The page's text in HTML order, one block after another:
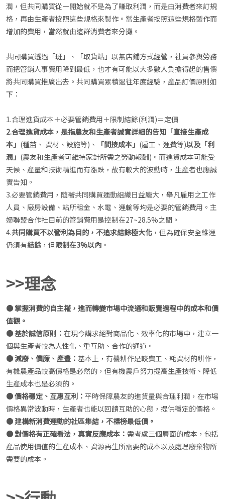
潤，但共同購買從一開始就不是為了賺取利潤，而是由消費者來訂規
格，再由生產者按照這些規格來製作。當生產者按照這些規格製作而
增加的費用，當然就由這群消費者來分攤。
共同購買透過「班」、「取貨站」以無店鋪方式經營，社員參與勞務
而把管銷人事費用降到最低，也才有可能以大多數人負擔得起的售價
將共同購買推廣出去。共同購買累積過往年度經驗，產品訂價原則如
下：
1.合理進貨成本＋必要管銷費用＋限制結餘(利潤)＝定價
2.合理進貨成本，是指農友和生產者誠實詳細的告知「直接生產成
本」 (種苗、 資材、設施等)、 「間接成本」 (雇工、運費等)以及「利
潤」 (農友和生產者可維持家計所需之勞動報酬)。而進貨成本可能受
天候、產量和技術精進而有漲跌，故有較大的波動時，生產者也應誠
實告知。
3.必要管銷費用，隨著共同購買運動組織日益龐大，舉凡雇用之工作
人員、廠房設備、站所租金、水電、運輸等均是必要的管銷費用。主
婦聯盟合作社目前的管銷費用是控制在27~28.5%之間。
4.共同購買不以營利為目的，不追求結餘極大化 ，但為確保安全維運
仍須有結餘 ，但限制在3%以內 。
>>理念
● 掌握消費的自主權，進而轉變市場中流通和販賣過程中的成本和價
值觀。
● 基於誠信原則： 在現今講求絕對商品化、效率化的市場中，建立一
個與生產者較為人性化、重互助、合作的通道。
● 減廢、價廉、產豐： 基本上，有機耕作是較費工、耗資材的耕作，
有機農產品較高價格是必然的，但有機農戶努力提高生產技術、降低
生產成本也是必須的。
● 價格穩定、互惠互利： 平時保障農友的進貨量與合理利潤，在市場
價格異常波動時，生產者也能以回饋互助的心態，提供穩定的價格。
● 建構新消費運動的社區集結，不標榜最低價。
● 對價格有正確看法，真實反應成本： 需考慮三個層面的成本，包括
產品使用價值的生產成本、資源再生所需要的成本以及處理廢棄物所
需要的成本。